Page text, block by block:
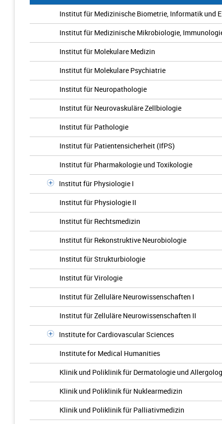
Institut für Medizinische Biometrie, Informatik und
Institut für Medizinische Mikrobiologie,
Institut für Molekulare Medizin
Institut für Molekulare Psychiatrie
Institut für Neuropathologie
Institut für Neurovaskuläre Zellbiologie
Institut für Pathologie
Institut für Patientensicherheit (IfPS)
Institut für Pharmakologie und Toxikologie
Institut für Physiologie I
Institut für Physiologie II
Institut für Rechtsmedizin
Institut für Rekonstruktive Neurobiologie
Institut für Strukturbiologie
Institut für Virologie
Institut für Zelluläre Neurowissenschaften I
Institut für Zelluläre Neurowissenschaften II
Institute for Cardiovascular Sciences
Institute for Medical Humanities
Klinik und Poliklinik für Dermatologie und
Klinik und Poliklinik für Nuklearmedizin
Klinik und Poliklinik für Palliativmedizin